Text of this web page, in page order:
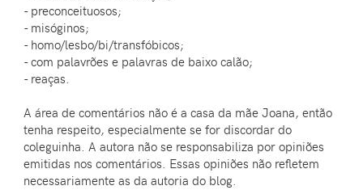
- preconceituosos;
- misóginos;
- homo/lesbo/bi/transfóbicos;
- com palavrões e palavras de baixo calão;
- reaças.
A área de comentários não é a casa da mãe Joana, então
tenha respeito, especialmente se for discordar do
coleguinha. A autora não se responsabiliza por opiniões
emitidas nos comentários. Essas opiniões não refletem
necessariamente as da autoria do blog.